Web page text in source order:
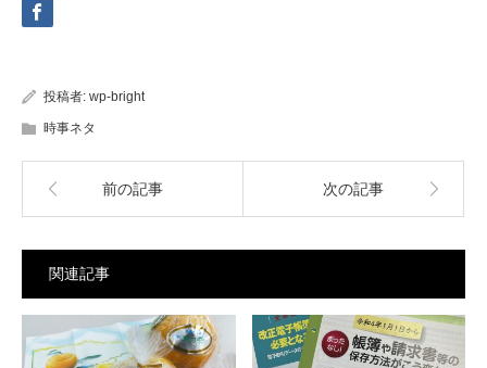
投稿者: wp-bright
時事ネタ
前の記事 次の記事
関連記事